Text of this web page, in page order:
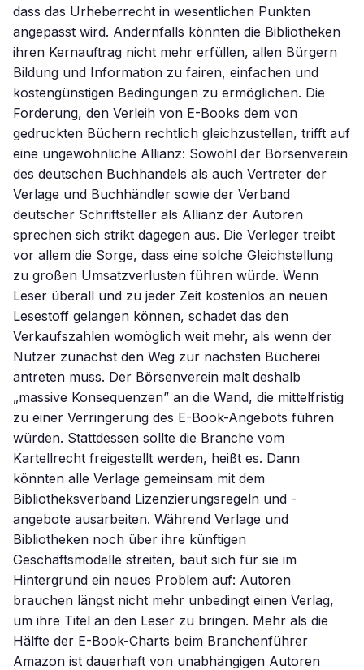
dass das Urheberrecht in wesentlichen Punkten
angepasst wird. Andernfalls könnten die Bibliotheken
ihren Kernauftrag nicht mehr erfüllen, allen Bürgern
Bildung und Information zu fairen, einfachen und
kostengünstigen Bedingungen zu ermöglichen. Die
Forderung, den Verleih von E-Books dem von
gedruckten Büchern rechtlich gleichzustellen, trifft auf
eine ungewöhnliche Allianz: Sowohl der Börsenverein
des deutschen Buchhandels als auch Vertreter der
Verlage und Buchhändler sowie der Verband
deutscher Schriftsteller als Allianz der Autoren
sprechen sich strikt dagegen aus. Die Verleger treibt
vor allem die Sorge, dass eine solche Gleichstellung
zu großen Umsatzverlusten führen würde. Wenn
Leser überall und zu jeder Zeit kostenlos an neuen
Lesestoff gelangen können, schadet das den
Verkaufszahlen womöglich weit mehr, als wenn der
Nutzer zunächst den Weg zur nächsten Bücherei
antreten muss. Der Börsenverein malt deshalb
„massive Konsequenzen” an die Wand, die mittelfristig
zu einer Verringerung des E-Book-Angebots führen
würden. Stattdessen sollte die Branche vom
Kartellrecht freigestellt werden, heißt es. Dann
könnten alle Verlage gemeinsam mit dem
Bibliotheksverband Lizenzierungsregeln und -
angebote ausarbeiten. Während Verlage und
Bibliotheken noch über ihre künftigen
Geschäftsmodelle streiten, baut sich für sie im
Hintergrund ein neues Problem auf: Autoren
brauchen längst nicht mehr unbedingt einen Verlag,
um ihre Titel an den Leser zu bringen. Mehr als die
Hälfte der E-Book-Charts beim Branchenführer
Amazon ist dauerhaft von unabhängigen Autoren